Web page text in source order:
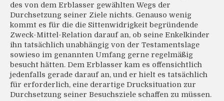
des von dem Erblasser gewählten Wegs der
Durchsetzung seiner Ziele nichts. Genauso wenig
kommt es für die die Sittenwidrigkeit begründende
Zweck-Mittel-Relation darauf an, ob seine Enkelkinder
ihn tatsächlich unabhängig von der Testamentslage
sowieso im genannten Umfang gerne regelmäßig
besucht hätten. Dem Erblasser kam es offensichtlich
jedenfalls gerade darauf an, und er hielt es tatsächlich
für erforderlich, eine derartige Drucksituation zur
Durchsetzung seiner Besuchsziele schaffen zu müssen.